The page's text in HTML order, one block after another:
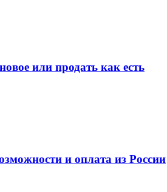
или продать как есть
и оплата из России